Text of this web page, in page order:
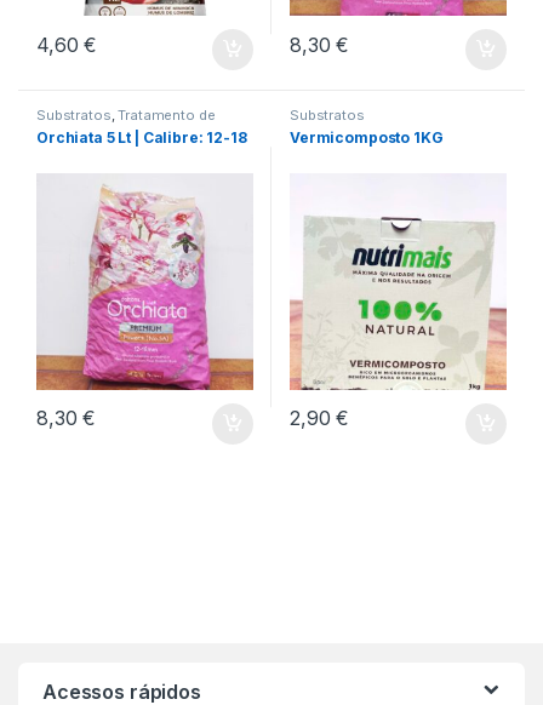
4,60€ 8,30€
Substratos,Tratamento de
Plantas
Orchiata 5 Lt | Calibre: 12-18
8,30€
Substratos
Vermicomposto 1KG
2,90€
Acessos rápidos